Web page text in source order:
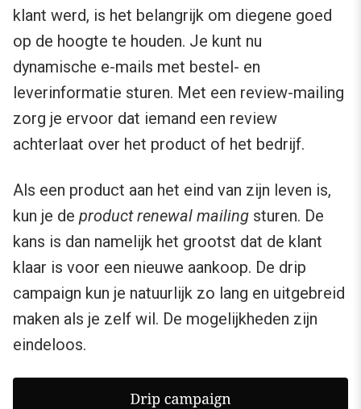
klant werd, is het belangrijk om diegene goed
op de hoogte te houden. Je kunt nu
dynamische e-mails met bestel- en
leverinformatie sturen. Met een review-mailing
zorg je ervoor dat iemand een review
achterlaat over het product of het bedrijf.
Als een product aan het eind van zijn leven is,
kun je de product renewal mailing sturen. De
kans is dan namelijk het grootst dat de klant
klaar is voor een nieuwe aankoop. De drip
campaign kun je natuurlijk zo lang en uitgebreid
maken als je zelf wil. De mogelijkheden zijn
eindeloos.